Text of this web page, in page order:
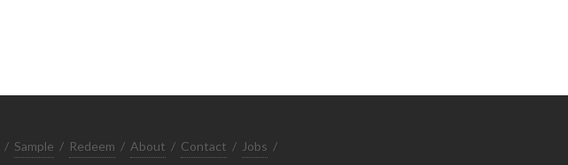
/ Sample / Redeem / About / Contact / Jobs /